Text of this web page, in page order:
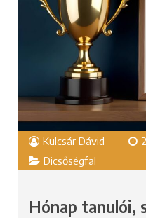
Kulcsár Dávid
Dicsőségfal
Hónap tanulói,